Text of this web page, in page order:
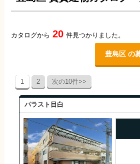
カタログから 20 件見つかりました。
豊島区 の
1 2 次の10件>>
パラスト目白